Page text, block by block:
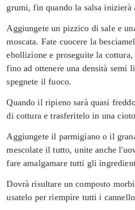
grumi, fin quando la salsa inizierà
Aggiungete un pizzico di sale e
moscata. Fate cuocere la
ebollizione e proseguite la cottura,
fino ad ottenere una densità semi
spegnete il fuoco.
Quando il ripieno sarà quasi
di cottura e trasferitelo in una
Aggiungete il parmigiano o il
mescolate il tutto, unite anche
fare amalgamare tutti gli
Dovrà risultare un composto
usatelo per riempire tutti i